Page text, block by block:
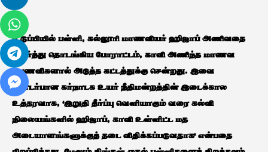
உடுப்பியில் பள்ளி, கல்லூரி மாணவியர் ஹிஜாப் அணிவதை
எதிர்த்து தொடங்கிய போராட்டம், காவி அணிந்த மாணவ
மாணவிகளால் அடுத்த கட்டத்துக்கு சென்றது. இவை
தொடர்பான கர்நாடக உயர் நீதிமன்றத்தின் இடைக்கால
உத்தரவாக, ‘இறுதி தீர்ப்பு வெளியாகும் வரை கல்வி
நிலையங்களில் ஹிஜாப், காவி உள்ளிட்ட மத
அடையாளங்களுக்குத் தடை விதிக்கப்படுவதாக’ என்பதை